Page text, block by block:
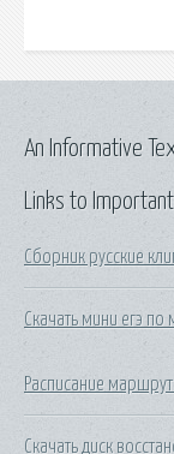
Links to
Сборник русские
Скачать мини егэ по
Расписание
Скачать диск
An Informative